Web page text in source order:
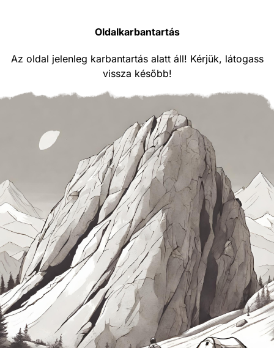
Oldalkarbantartás
Az oldal jelenleg karbantartás alatt áll! Kérjük, látogass
vissza később!